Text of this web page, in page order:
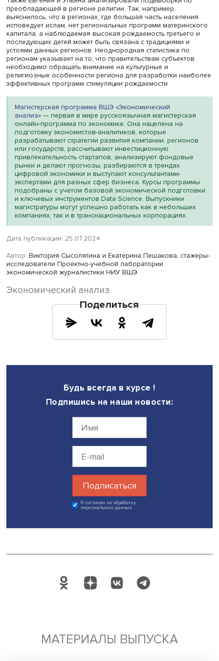
Евгения Фадина
Размер региональных выплат разный. Самый
от 100 до 200 тыс. рублей при рождении третьего
Описательная статистика по детям разных порядков
показала, что в период с 2018 по 2023 год суммарные
коэффициенты рождаемости первых и вторых детей
уменьшаются, в то время как суммарный коэффициент
рождаемости третьих и последующих детей растет.
динамика объемов региональных материнских
и второго ребенка увеличиваются с 2018 года, а на
— уменьшаются, что может быть связано с отсутствием
индексации и с введением новых программ с
На основе статистики и построенной модели авторы
на первых и вторых детей незначительно влияют на
региональный материнский капитал на третьих и
Ульяна Васильева
эффективности программ РМК на первых и вторых
Также Евгения и Ульяна анализировали подвыборки
последующих детей может быть связана с традициями и